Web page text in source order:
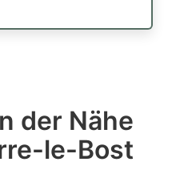
der Nähe
le-Bost